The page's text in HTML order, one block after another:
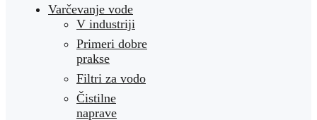
Varčevanje vode
V industriji
Primeri dobre
prakse
Filtri za vodo
Čistilne
naprave